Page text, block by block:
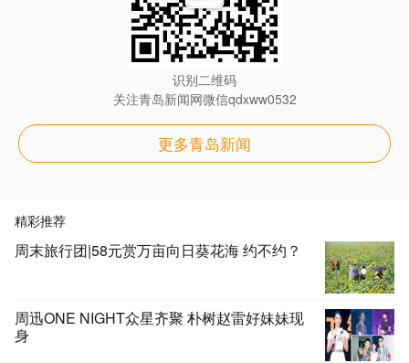
识别二维码
关注青岛新闻网微信qdxww0532
更多青岛新闻
精彩推荐
周末旅行团|58元赏万亩向日葵花海 约不约？
周迅ONE NIGHT众星齐聚 朴树赵雷好妹妹现
身